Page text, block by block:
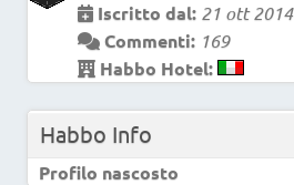
Iscritto dal: 21 ott 2014
Commenti: 169
Habbo Hotel:
Habbo Info
Profilo nascosto